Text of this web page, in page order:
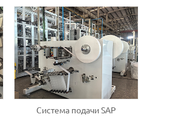
Система подачи SAP